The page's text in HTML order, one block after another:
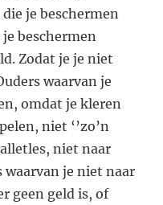
je beschermen
beschermen
Zodat je je niet
waarvan je
omdat je kleren
niet ‘’zo’n
niet naar
waarvan je niet naar
geen geld is, of